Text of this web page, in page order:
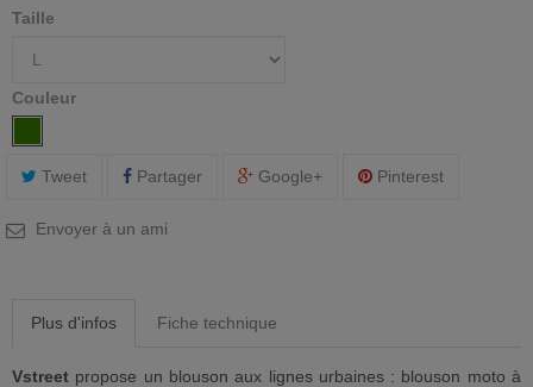
Taille
Couleur
Tweet Partager Google+ Pinterest
Envoyer à un ami
Plus d'infos Fiche technique
Vstreet propose un blouson aux lignes urbaines : blouson moto à